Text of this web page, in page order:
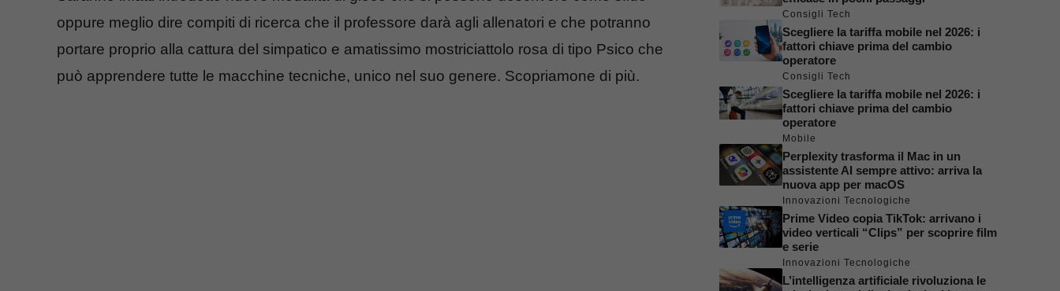
oppure meglio dire compiti di ricerca che il professore darà agli allenatori e che potranno
portare proprio alla cattura del simpatico e amatissimo mostriciattolo rosa di tipo Psico che
può apprendere tutte le macchine tecniche, unico nel suo genere. Scopriamone di più.
Consigli Tech
Scegliere la tariffa mobile nel 2026: i
fattori chiave prima del cambio
operatore
Consigli Tech
Scegliere la tariffa mobile nel 2026: i
fattori chiave prima del cambio
operatore
Mobile
Perplexity trasforma il Mac in un
assistente AI sempre attivo: arriva la
nuova app per macOS
Innovazioni Tecnologiche
Prime Video copia TikTok: arrivano i
video verticali “Clips” per scoprire film
e serie
Innovazioni Tecnologiche
L’intelligenza artificiale rivoluziona le